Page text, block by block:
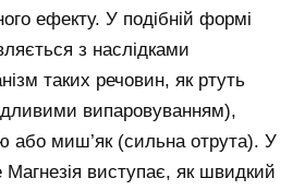
ефекту. У подібній формі
з наслідками
таких речовин, як ртуть
випаровуванням),
або миш’як (сильна отрута). У
Магнезія виступає, як швидкий